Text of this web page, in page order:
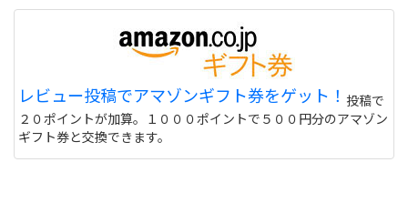
レビュー投稿でアマゾンギフト券をゲット！ 投稿で
２０ポイントが加算。１０００ポイントで５００円分のアマゾン
ギフト券と交換できます。